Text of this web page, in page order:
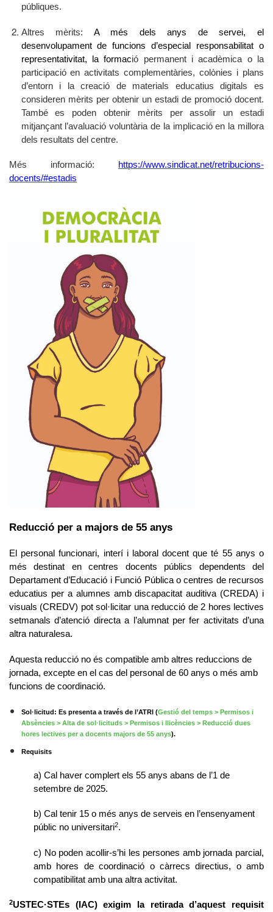
públiques.
Altres mèrits: A més dels anys de servei, el
desenvolupament de funcions d’especial responsabilitat o
representativitat, la formació permanent i acadèmica o la
participació en activitats complementàries, colònies i plans
d’entorn i la creació de materials educatius digitals es
consideren mèrits per obtenir un estadi de promoció docent.
També es poden obtenir mèrits per assolir un estadi
mitjançant l’avaluació voluntària de la implicació en la millora
dels resultats del centre.
Més informació: https://www.sindicat.net/retribucions-
docents/#estadis
Reducció per a majors de 55 anys
El personal funcionari, interí i laboral docent que té 55 anys o
més destinat en centres docents públics dependents del
Departament d’Educació i Funció Pública o centres de recursos
educatius per a alumnes amb discapacitat auditiva (CREDA) i
visuals (CREDV) pot sol·licitar una reducció de 2 hores lectives
setmanals d’atenció directa a l’alumnat per fer activitats d’una
altra naturalesa.
Aquesta reducció no és compatible amb altres reduccions de
jornada, excepte en el cas del personal de 60 anys o més amb
funcions de coordinació.
Sol·licitud: Es presenta a través de l’ATRI (Gestió del temps > Permisos i
Absències > Alta de sol·licituds > Permisos i llicències > Reducció dues
hores lectives per a docents majors de 55 anys).
Requisits
a) Cal haver complert els 55 anys abans de l’1 de
setembre de 2025.
b) Cal tenir 15 o més anys de serveis en l’ensenyament
públic no universitari2.
c) No poden acollir-s’hi les persones amb jornada parcial,
amb hores de coordinació o càrrecs directius, o amb
compatibilitat amb una altra activitat.
2USTEC·STEs (IAC) exigim la retirada d’aquest requisit